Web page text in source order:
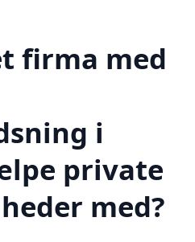
firma med
i
private
med?